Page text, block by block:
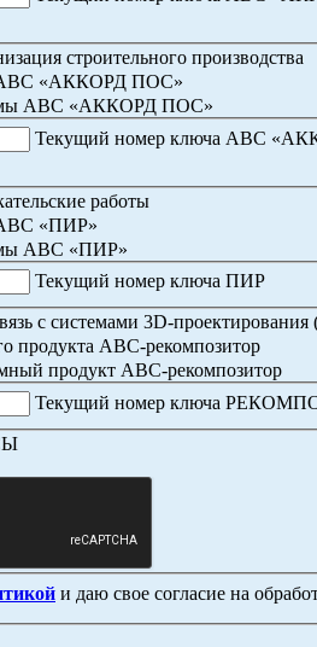
строительного производства
АВС «АККОРД ПОС»
АВС «АККОРД ПОС»
Текущий номер ключа АВС
работы
«ПИР»
АВС «ПИР»
Текущий номер ключа ПИР
с системами 3D-проектирования
продукта АВС-рекомпозитор
продукт АВС-рекомпозитор
Текущий номер ключа
и даю свое согласие на